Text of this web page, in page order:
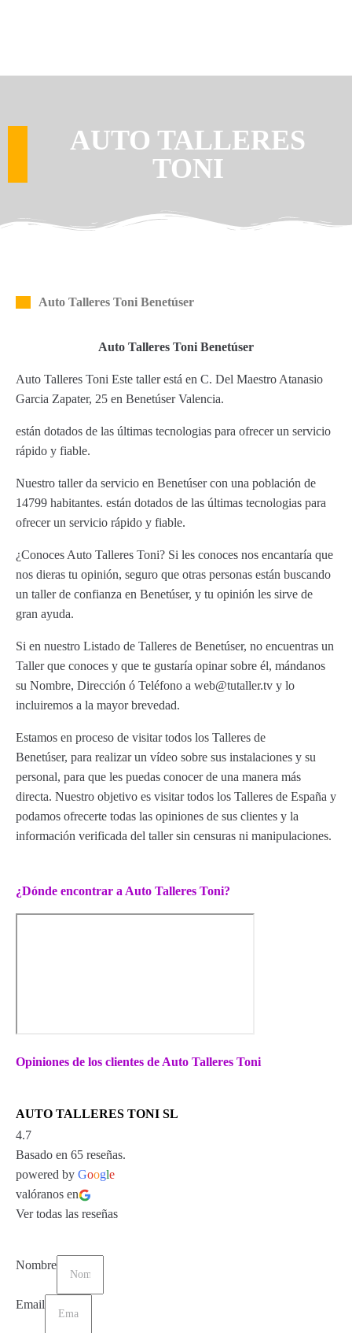
AUTO TALLERES
TONI
Auto Talleres Toni Benetúser
Auto Talleres Toni Benetúser
Auto Talleres Toni Este taller está en C. Del Maestro Atanasio
Garcia Zapater, 25 en Benetúser Valencia.
están dotados de las últimas tecnologias para ofrecer un servicio
rápido y fiable.
Nuestro taller da servicio en Benetúser con una población de
14799 habitantes. están dotados de las últimas tecnologias para
ofrecer un servicio rápido y fiable.
¿Conoces Auto Talleres Toni? Si les conoces nos encantaría que
nos dieras tu opinión, seguro que otras personas están buscando
un taller de confianza en Benetúser, y tu opinión les sirve de
gran ayuda.
Si en nuestro Listado de Talleres de Benetúser, no encuentras un
Taller que conoces y que te gustaría opinar sobre él, mándanos
su Nombre, Dirección ó Teléfono a web@tutaller.tv y lo
incluiremos a la mayor brevedad.
Estamos en proceso de visitar todos los Talleres de
Benetúser, para realizar un vídeo sobre sus instalaciones y su
personal, para que les puedas conocer de una manera más
directa. Nuestro objetivo es visitar todos los Talleres de España y
podamos ofrecerte todas las opiniones de sus clientes y la
información verificada del taller sin censuras ni manipulaciones.
¿Dónde encontrar a Auto Talleres Toni?
Opiniones de los clientes de Auto Talleres Toni
AUTO TALLERES TONI SL
4.7
Basado en 65 reseñas.
powered by Google
valóranos en
Ver todas las reseñas
Nombre
Email